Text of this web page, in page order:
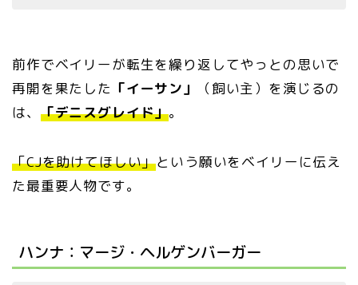
前作でベイリーが転生を繰り返してやっとの思いで
再開を果たした 「イーサン」
（飼い主）を演じるの
は、 「デニスグレイド」。
「CJを助けてほしい」という願いをベイリーに伝え
た最重要人物です。
ハンナ：マージ・ヘルゲンバーガー